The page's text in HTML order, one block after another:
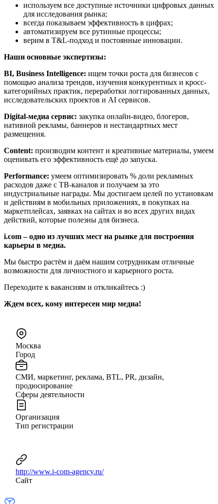
используем все доступные источники цифровых данных
для исследования рынка;
всегда показываем эффективность в цифрах;
автоматизируем все рутинные процессы;
верим в T&L-подход и постоянные инновации.
Наши основные экспертизы:
BI, Business Intelligence: ищем точки роста для бизнесов с
помощью анализа трендов, изучения конкурентных и кросс-
категорийных практик, переработки логгированных данных,
исследовательских проектов и AI сервисов.
Digital-медиа сервис: закупка онлайн-видео, блогеров,
нативной рекламы, баннеров и нестандартных мест
размещения.
Content: производим контент и креативные материалы, умеем
оценивать его эффективность ещё до запуска.
Performance: умеем оптимизировать % доли рекламных
расходов даже с ТВ-каналов и получаем за это
индустриальные награды. Мы достигаем целей по установкам
и действиям в мобильных приложениях, в покупках на
маркетплейсах, заявках на сайтах и во всех других видах
действий, которые полезны для бизнеса.
i.com – одно из лучших мест на рынке для построения
карьеры в медиа.
Мы быстро растём и даём нашим сотрудникам отличные
возможности для личностного и карьерного роста.
Переходите к вакансиям и откликайтесь :)
Ждем всех, кому интересен мир медиа!
Москва
Город
СМИ, маркетинг, реклама, BTL, PR, дизайн,
продюсирование
Сферы деятельности
Организация
Тип регистрации
http://www.i-com-agency.ru/
Сайт